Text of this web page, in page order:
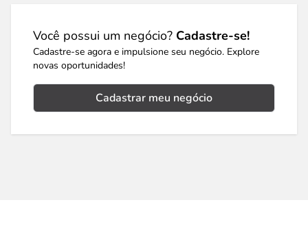
Você possui um negócio? Cadastre-se!
Cadastre-se agora e impulsione seu negócio. Explore
novas oportunidades!
Cadastrar meu negócio